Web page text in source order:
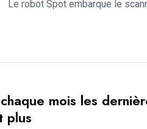
Le robot Spot embarque le
mois les
plus